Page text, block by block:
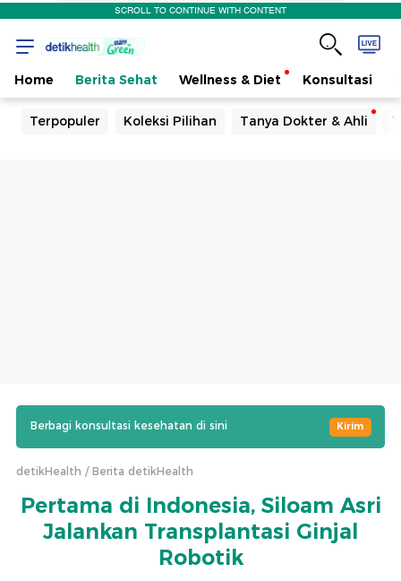
SCROLL TO CONTINUE WITH CONTENT
Home Berita Sehat Wellness & Diet Konsultasi
Terpopuler Koleksi Pilihan Tanya Dokter & Ahli
Berbagi konsultasi kesehatan di sini Kirim
detikHealth Berita detikHealth
Pertama di Indonesia, Siloam Asri
Jalankan Transplantasi Ginjal
Robotik